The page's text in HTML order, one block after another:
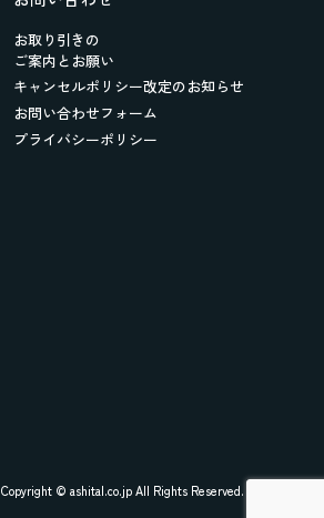
お取り引きの
ご案内とお願い
キャンセルポリシー改定のお知らせ
お問い合わせフォーム
プライバシーポリシー
Copyright © ashital.co.jp All Rights Reserved.